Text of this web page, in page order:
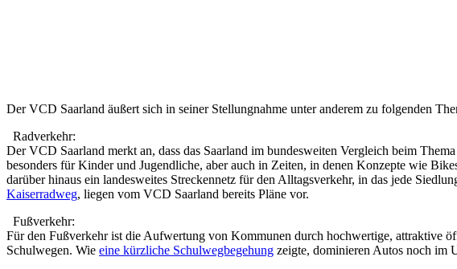
Der VCD Saarland äußert sich in seiner Stellungnahme unter anderem zu folgenden
Radverkehr:
Der VCD Saarland merkt an, dass das Saarland im bundesweiten Vergleich beim
besonders für Kinder und Jugendliche, aber auch in Zeiten, in denen Konzepte wie
darüber hinaus ein landesweites Streckennetz für den Alltagsverkehr, in das jede
Kaiserradweg, liegen vom VCD Saarland bereits Pläne vor.
Fußverkehr:
Für den Fußverkehr ist die Aufwertung von Kommunen durch hochwertige, attraktive
Schulwegen. Wie eine kürzliche Schulwegbegehung zeigte, dominieren Autos noch im